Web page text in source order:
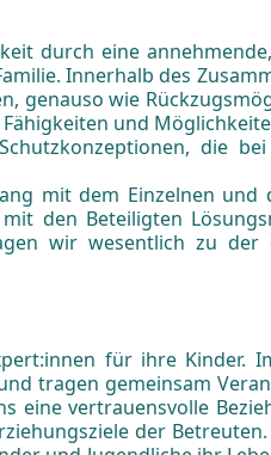
durch eine
Innerhalb des
genauso wie
und
die
mit dem Einzelnen und
den Beteiligten
wir wesentlich zu der
für ihre Kinder.
tragen gemeinsam
eine vertrauensvolle
der